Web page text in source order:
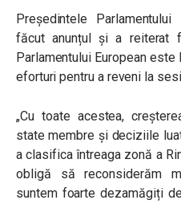
Președintele
făcut anunțul și a reiterat
Parlamentului European
eforturi pentru a reveni la
„Cu toate acestea,
state membre și deciziile
a clasifica întreaga zonă a
obligă să reconsiderăm
suntem foarte dezamăgiți